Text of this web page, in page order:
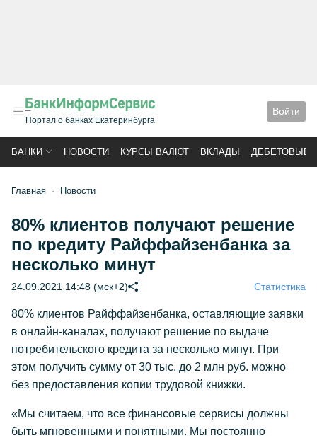
Портал о банках Екатеринбурга
Войти
БАНКИ НОВОСТИ КУРСЫ ВАЛЮТ ВКЛАДЫ ДЕБЕТОВЫЕ
Главная Новости
80% клиентов получают решение
по кредиту Райффайзенбанка за
несколько минут
24.09.2021 14:48 (мск+2) Статистика
80% клиентов Райффайзенбанка, оставляющие заявки
в онлайн-каналах, получают решение по выдаче
потребительского кредита за несколько минут. При
этом получить сумму от 30 тыс. до 2 млн руб. можно
без предоставления копии трудовой книжки.
«Мы считаем, что все финансовые сервисы должны
быть мгновенными и понятными. Мы постоянно